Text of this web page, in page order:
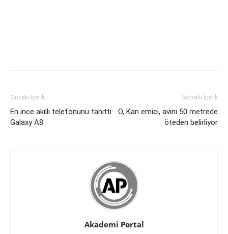
Önceki İçerik
En ince akıllı telefonunu tanıttı:
Galaxy A8
Sonraki İçerik
O, Kan emici, avını 50 metrede
öteden belirliyor
Akademi Portal